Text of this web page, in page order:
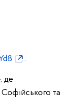
.
, де
та